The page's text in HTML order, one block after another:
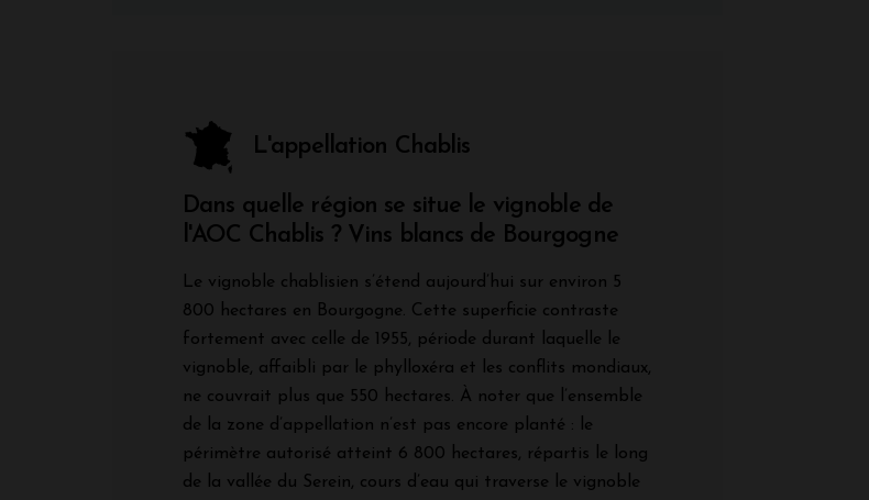
L'appellation Chablis
Dans quelle région se situe le vignoble de
l'AOC Chablis ? Vins blancs de Bourgogne
Le vignoble chablisien s’étend aujourd’hui sur environ 5
800 hectares en Bourgogne. Cette superficie contraste
fortement avec celle de 1955, période durant laquelle le
vignoble, affaibli par le phylloxéra et les conflits mondiaux,
ne couvrait plus que 550 hectares. À noter que l’ensemble
de la zone d’appellation n’est pas encore planté : le
périmètre autorisé atteint 6 800 hectares, répartis le long
de la vallée du Serein, cours d’eau qui traverse le vignoble